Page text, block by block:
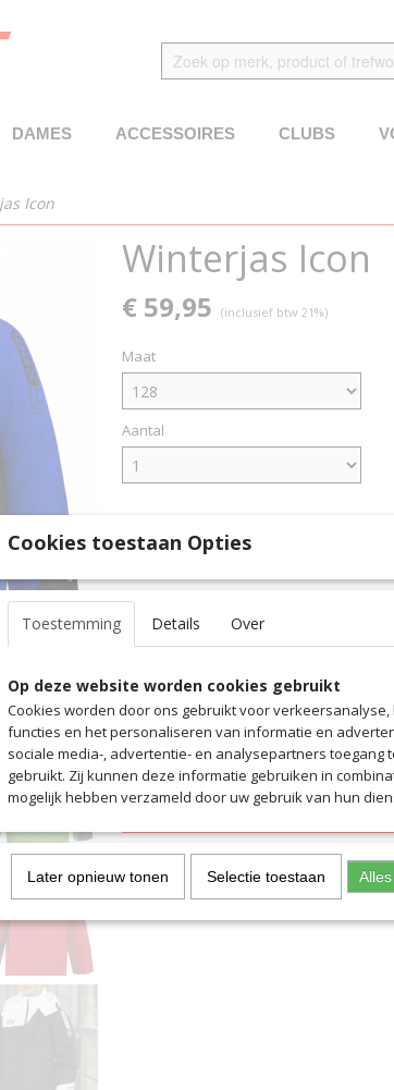
DAMES ACCESSOIRES CLUBS
Icon
Winterjas Icon
€ 59,95 (inclusief btw 21%)
Maat
Aantal
IN WINKELWAGEN
Specificaties
Productcode
Productcode leverancier
Warm, weerbestendig winterjack met
- Hoog sluitende kraag met opbergbare
trekkoord en stoppers
- Twee zijzakken met ritssluiting en
- Binnenzak voor smartphone
- Armuiteinde met binnenmanchetten
Cookies toestaan Opties
Toestemming Details Over
Op deze website worden cookies gebruikt
Cookies worden door ons gebruikt voor
functies en het personaliseren van informatie en
sociale media-, advertentie- en analysepartners toegang
gebruikt. Zij kunnen deze informatie gebruiken in
mogelijk hebben verzameld door uw gebruik van hun
Later opnieuw tonen Selectie toestaan